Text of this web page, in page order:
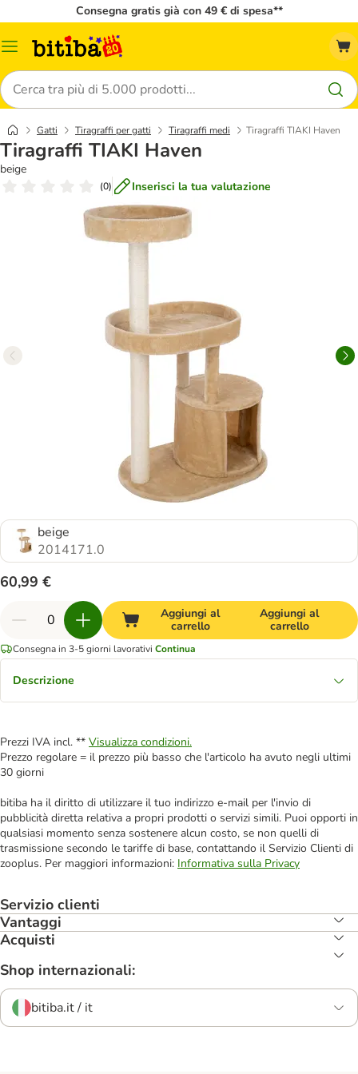
Consegna gratis già con 49 € di spesa**
Overview
Cerca
Gatti Tiragraffi per gatti Tiragraffi medi Tiragraffi TIAKI Haven
Tiragraffi TIAKI Haven
beige
(0) Inserisci la tua valutazione
beige
2014171.0
60,99 €
Aggiungi al
carrello
Aggiungi al
carrello
Consegna in 3-5 giorni lavorativi Continua
Descrizione
Prezzi IVA incl. ** Visualizza condizioni.
Prezzo regolare = il prezzo più basso che l'articolo ha avuto negli ultimi
30 giorni
bitiba ha il diritto di utilizzare il tuo indirizzo e-mail per l'invio di
pubblicità diretta relativa a propri prodotti o servizi simili. Puoi opporti in
qualsiasi momento senza sostenere alcun costo, se non quelli di
trasmissione secondo le tariffe di base, contattando il Servizio Clienti di
zooplus. Per maggiori informazioni: Informativa sulla Privacy
Servizio clienti
Vantaggi
Acquisti
Shop internazionali:
bitiba.it / it